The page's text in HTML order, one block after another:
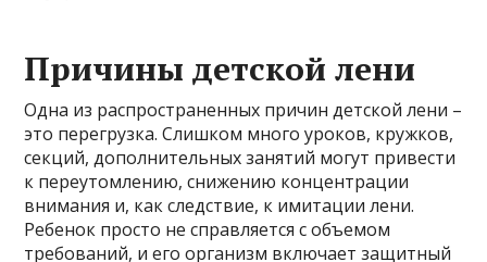
Причины детской лени
Одна из распространенных причин детской лени –
это перегрузка. Слишком много уроков, кружков,
секций, дополнительных занятий могут привести
к переутомлению, снижению концентрации
внимания и, как следствие, к имитации лени.
Ребенок просто не справляется с объемом
требований, и его организм включает защитный